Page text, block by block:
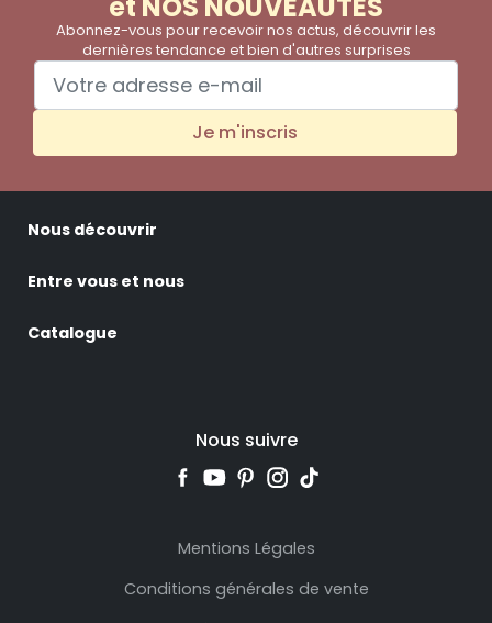
Abonnez-vous pour recevoir nos actus, découvrir les
dernières tendance et bien d'autres surprises
Je m'inscris
Nous découvrir
Entre vous et nous
Catalogue
Nous suivre
Mentions Légales
Conditions générales de vente